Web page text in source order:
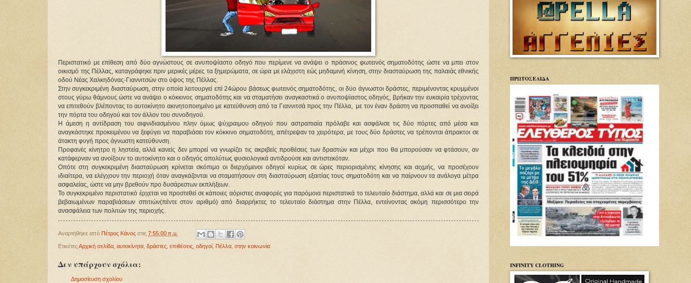
Περιστατικό με επίθεση από δύο αγνώστους σε ανυποψίαστο οδηγό που περίμενε να ανάψει ο πράσινος φωτεινός σηματοδότης ώστε να μπει στον
οικισμό της Πέλλας, καταγράφηκε πριν μερικές μέρες τα ξημερώματα, σε ώρα με ελάχιστη εώς μηδαμινή κίνηση, στην διασταύρωση της παλαιάς εθνικής
οδού Νέας Χαλκηδόνας-Γιαννιτσών στο ύψος της Πέλλας.
Στην συγκεκριμένη διασταύρωση, στην οποία λειτουργεί επί 24ώρου βάσεως φωτεινός σηματοδότης, οι δύο άγνωστοι δράστες, περιμένοντας κρυμμένοι
στους γύρω θάμνους ώστε να ανάψει ο κόκκινος σηματοδότης και να σταματήσει αναγκαστικά ο ανυποψίαστος οδηγός, βρήκαν την ευκαιρία τρέχοντας
να επιτεθούν βλέποντας το αυτοκίνητο ακινητοποιημένο με κατεύθυνση από τα Γιαννιτσά προς την Πέλλα, με τον έναν δράστη να προσπαθεί να ανοίξει
την πόρτα του οδηγού και τον άλλον του συνοδηγού.
Η άμεση η αντίδραση του αιφνιδιασμένου πλην όμως ψύχραιμου οδηγού που αστραπιαία πρόλαβε και ασφάλισε τις δύο πόρτες από μέσα και
αναγκάστηκε προκειμένου να ξεφύγει να παραβιάσει τον κόκκινο σηματοδότη, απέτρεψαν τα χειρότερα, με τους δύο δράστες να τρέπονται άπρακτοι σε
άτακτη φυγή προς άγνωστη κατεύθυνση.
Προφανές κίνητρο η ληστεία, αλλά κανείς δεν μπορεί να γνωρίζει τις ακριβείς προθέσεις των δραστών και μέχρι που θα μπορούσαν να φτάσουν, αν
κατάφερναν να ανοίξουν το αυτοκίνητο και ο οδηγός απολύτως φυσιολογικά αντιδρούσε και αντιστεκόταν.
Οπότε στη συγκεκριμένη διασταύρωση κρίνεται σκόπιμο οι διερχόμενοι οδηγοί κυρίως σε ώρες περιορισμένης κίνησης και αιχμής, να προσέχουν
ιδιαίτερα, να ελέγχουν την περιοχή όταν αναγκάζονται να σταματήσουν στη διασταύρωση εξαιτίας τους σηματοδότη και να παίρνουν τα ανάλογα μέτρα
ασφαλείας, ώστε να μην βρεθούν προ δυσάρεστων εκπλήξεων.
Το συγκεκριμένο περιστατικό έρχεται να προστεθεί σε κάποιες αόριστες αναφορές για παρόμοια περιστατικά το τελευταίο διάστημα, αλλά και σε μια σειρά
βεβαιωμένων παραβιάσεων σπιτιών(πέντε στον αριθμό) από διαρρήκτες το τελευταίο διάστημα στην Πέλλα, εντείνοντας ακόμη περισσότερο την
ανασφάλεια των πολιτών της περιοχής.
Αναρτήθηκε από Πέτρος Κάνος στις 7:55:00 π.μ.
ΕτικέτεςΑρχική σελίδα αυτοκίνητα δράστες επιθέσεις οδηγοί, Πέλλα στην κοινωνία
Δεν υπάρχουν σχόλια:
Δημοσίευση σχολίου
ΠΡΩΤΟΣΕΛΙΔΑ
INFINITY CLOTHING